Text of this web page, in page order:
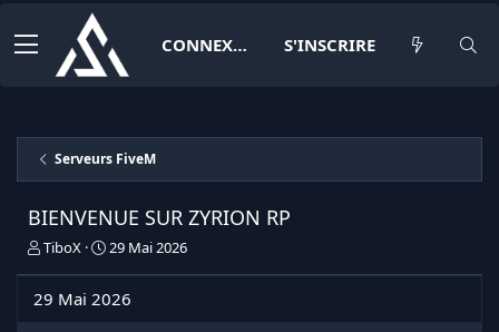
CONNEXION S'INSCRIRE
Serveurs FiveM
BIENVENUE SUR ZYRION RP
I
t
TiboX
D
e
29 Mai 2026
29 Mai 2026